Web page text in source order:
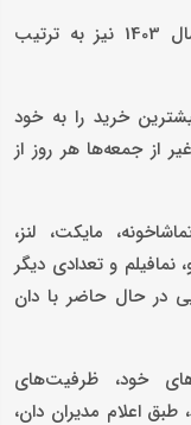
* پربیننده‌ترین سریال‌های ایرانی دان در سال 1403 نیز به ترتیب
در سال 1403 رکورد بیشترین خرید را به خود
300 خرید، تقریبا غیر از جمعه‌ها هر روز از
360، آپارات، تماشاخونه، مایکت، لنز،
نمافیلم و تعدادی دیگر
در حال حاضر با دان
خود، ظرفیت‌های
طبق اعلام مدیران دان،